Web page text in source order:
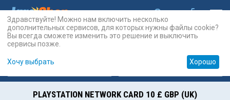
Карты Prepaid
PLAYSTATION NETWORK CARD 10 £ GBP (UK)
Здравствуйте! Можно нам включить несколько
дополнительных сервисов, для которых нужны файлы cookie?
Вы всегда сможете изменить это решение и выключить
сервисы позже.
Хочу выбрать Хорошо